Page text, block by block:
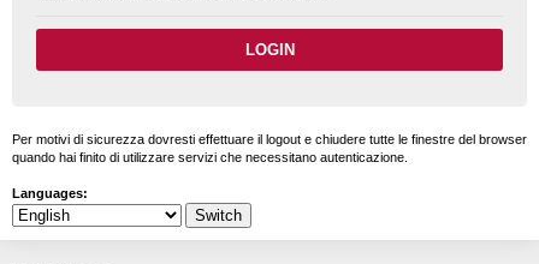
Per motivi di sicurezza dovresti effettuare il logout e chiudere tutte le finestre del browser
quando hai finito di utilizzare servizi che necessitano autenticazione.
Languages: